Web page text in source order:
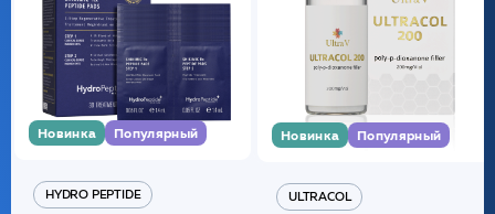
Новинка Популярный
HYDRO PEPTIDE
Новинка Популярный
ULTRACOL